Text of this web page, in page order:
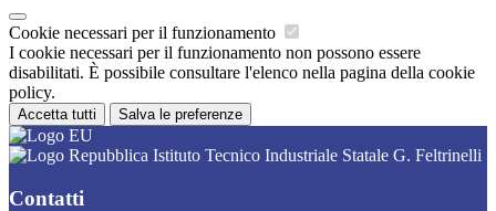
Cookie necessari per il funzionamento
I cookie necessari per il funzionamento non possono essere
disabilitati. È possibile consultare l'elenco nella pagina della cookie
policy.
Accetta tutti Salva le preferenze
Istituto Tecnico Industriale Statale G. Feltrinelli
Contatti